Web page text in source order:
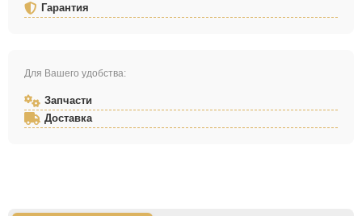
Гарантия
Для Вашего удобства:
Запчасти
Доставка